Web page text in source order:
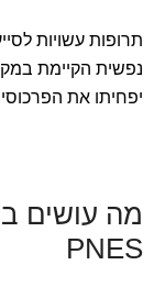
תרופות עשויות
נפשית הקיימת
יפחיתו את
מה עושים
PNES